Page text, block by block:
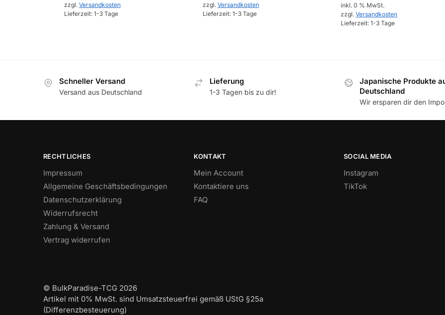
zzgl. Versandkosten
Lieferzeit: 1-3 Tage
zzgl. Versandkosten
Lieferzeit: 1-3 Tage
inkl. 0 % MwSt.
zzgl.Versandkosten
Lieferzeit:1-3 Tage
Schneller Versand
Versand aus Deutschland
Lieferung
1-3 Tagen bis zu dir!
Japanische Produkte
Deutschland
Wir ersparen dir den
RECHTLICHES
Impressum
Allgemeine Geschäftsbedingungen
Datenschutzerklärung
Widerrufsrecht
Zahlung & Versand
Vertrag widerrufen
KONTAKT
Mein Account
Kontaktiere uns
FAQ
SOCIAL MEDIA
Instagram
TikTok
© BulkParadise-TCG 2026
Artikel mit 0% MwSt. sind Umsatzsteuerfrei gemäß UStG §25a
(Differenzbesteuerung)